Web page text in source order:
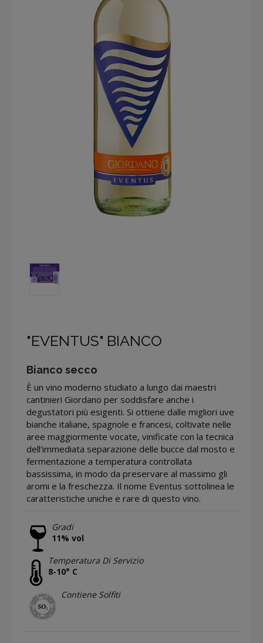
"EVENTUS" BIANCO
Bianco secco
È un vino moderno studiato a lungo dai maestri
cantinieri Giordano per soddisfare anche i
degustatori più esigenti. Si ottiene dalle migliori uve
bianche italiane, spagnole e francesi, coltivate nelle
aree maggiormente vocate, vinificate con la tecnica
dell'immediata separazione delle bucce dal mosto e
fermentazione a temperatura controllata
bassissima, in modo da preservare al massimo gli
aromi e la freschezza. Il nome Eventus sottolinea le
caratteristiche uniche e rare di questo vino.
Gradi
11% vol
Temperatura Di Servizio
8-10° C
Contiene Solfiti